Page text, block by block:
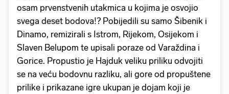
osam prvenstvenih utakmica u kojima je osvojio
svega deset bodova!? Pobijedili su samo Šibenik i
Dinamo, remizirali s Istrom, Rijekom, Osijekom i
Slaven Belupom te upisali poraze od Varaždina i
Gorice. Propustio je Hajduk veliku priliku odvojiti
se na veću bodovnu razliku, ali gore od propuštene
prilike i prikazane igre ukupan je dojam koji je